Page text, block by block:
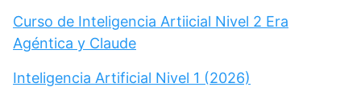
Curso de Inteligencia Artiicial Nivel 2 Era
Agéntica y Claude
Inteligencia Artificial Nivel 1 (2026)